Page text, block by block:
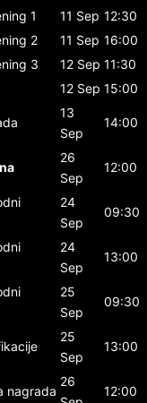
1 11 Sep 12:30
2 11 Sep 16:00
3 12 Sep 11:30
12 Sep 15:00
13
Sep
14:00
26
Sep
12:00
24
Sep
09:30
24
Sep
13:00
25
Sep
09:30
25
Sep
13:00
nagrada
26
12:00